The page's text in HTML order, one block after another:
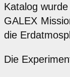
Katalog
GALEX
die
Die